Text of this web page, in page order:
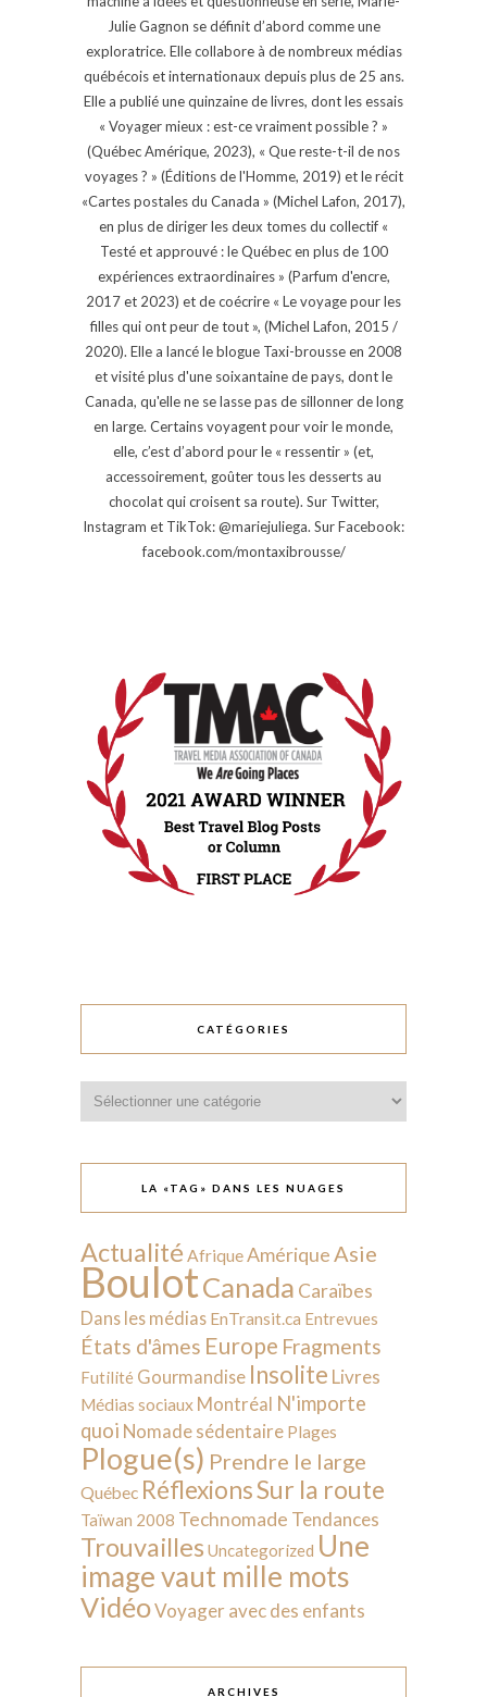
Julie Gagnon se définit d’abord comme une
exploratrice. Elle collabore à de nombreux médias
québécois et internationaux depuis plus de 25 ans.
Elle a publié une quinzaine de livres, dont les essais
« Voyager mieux : est-ce vraiment possible ? »
(Québec Amérique, 2023), « Que reste-t-il de nos
voyages ? » (Éditions de l'Homme, 2019) et le récit
«Cartes postales du Canada » (Michel Lafon, 2017),
en plus de diriger les deux tomes du collectif «
Testé et approuvé : le Québec en plus de 100
expériences extraordinaires » (Parfum d'encre,
2017 et 2023) et de coécrire « Le voyage pour les
filles qui ont peur de tout », (Michel Lafon, 2015 /
2020). Elle a lancé le blogue Taxi-brousse en 2008
et visité plus d'une soixantaine de pays, dont le
Canada, qu'elle ne se lasse pas de sillonner de long
en large. Certains voyagent pour voir le monde,
elle, c’est d’abord pour le « ressentir » (et,
accessoirement, goûter tous les desserts au
chocolat qui croisent sa route). Sur Twitter,
Instagram et TikTok: @mariejuliega. Sur Facebook:
facebook.com/montaxibrousse/
CATÉGORIES
LA «TAG» DANS LES NUAGES
Actualité AfriqueAmérique Asie
BoulotCanada Caraïbes
Dans les médias EnTransit.ca Entrevues
États d'âmes Europe Fragments
Futilité Gourmandise Insolite Livres
Médias sociaux Montréal N'importe
quoi Nomade sédentaire Plages
Plogue(s) Prendre le large
Québec RéflexionsSur la route
Taïwan 2008 Technomade Tendances
Trouvailles Uncategorized Une
image vaut mille mots
VidéoVoyager avec des enfants
ARCHIVES